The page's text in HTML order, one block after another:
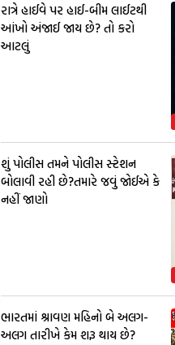
રાત્રે હાઈવે પર હાઈ-બીમ લાઈટથી
આંખો અંજાઈ જાય છે? તો કરો
આટલું
શું પોલીસ તમને પોલીસ સ્ટેશન
બોલાવી રહી છે?તમારે જવું જોઈએ કે
નહીં જાણો
ભારતમાં શ્રાવણ મહિનો બે અલગ-
અલગ તારીખે કેમ શરૂ થાય છે?